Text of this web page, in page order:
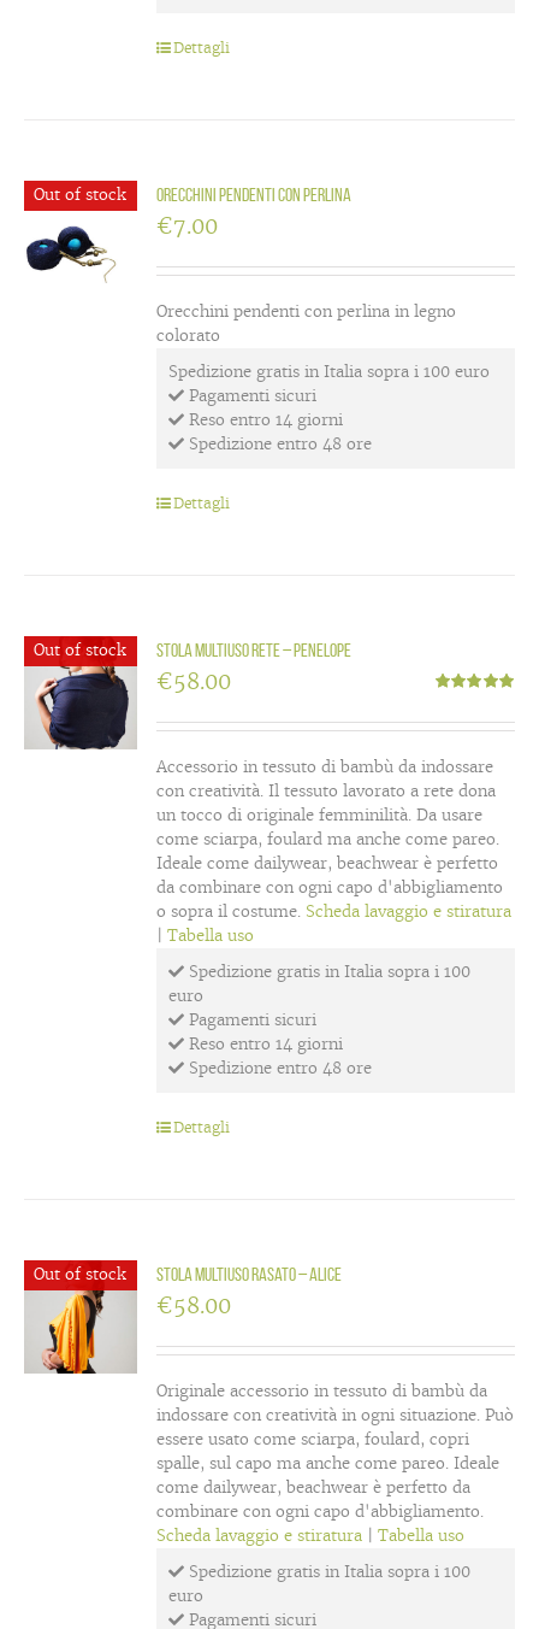
Dettagli
Out of stock Orecchini pendenti con perlina
€7.00
Orecchini pendenti con perlina in legno
colorato
Spedizione gratis in Italia sopra i 100 euro
Pagamenti sicuri
Reso entro 14 giorni
Spedizione entro 48 ore
Dettagli
Out of stock Stola multiuso rete – Penelope
5.00su 5
€58.00
Accessorio in tessuto di bambù da indossare
con creatività. Il tessuto lavorato a rete dona
un tocco di originale femminilità. Da usare
come sciarpa, foulard ma anche come pareo.
Ideale come dailywear, beachwear è perfetto
da combinare con ogni capo d'abbigliamento
o sopra il costume. Scheda lavaggio e stiratura
|Tabella uso
Spedizione gratis in Italia sopra i 100
euro
Pagamenti sicuri
Reso entro 14 giorni
Spedizione entro 48 ore
Dettagli
Out of stock Stola multiuso rasato – Alice
€58.00
Originale accessorio in tessuto di bambù da
indossare con creatività in ogni situazione. Può
essere usato come sciarpa, foulard, copri
spalle, sul capo ma anche come pareo. Ideale
come dailywear, beachwear è perfetto da
combinare con ogni capo d'abbigliamento.
Scheda lavaggio e stiratura |Tabella uso
Spedizione gratis in Italia sopra i 100
euro
Pagamenti sicuri